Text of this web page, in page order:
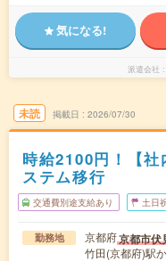
気になる!
派遣会社
未読 掲載日 2026/07/30
時給2100円！【
ステム移行
交通費別途支給あり 土日
勤務地 京都府京都市伏
竹田(京都府)駅